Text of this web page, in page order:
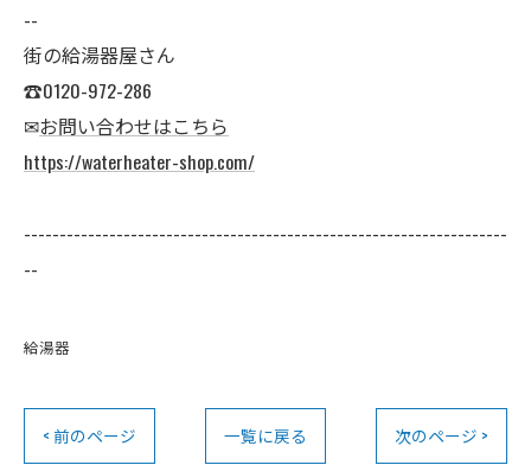
--
街の給湯器屋さん
☎0120-972-286
✉お問い合わせはこちら
https://waterheater-shop.com/
--------------------------------------------------------------------
--
給湯器
< 前のページ 一覧に戻る 次のページ >